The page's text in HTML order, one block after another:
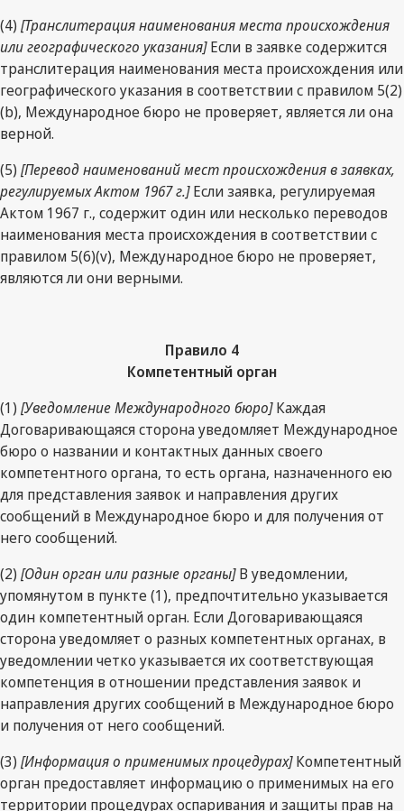
(4) [Транслитерация наименования места происхождения
или географического указания]Если в заявке содержится
транслитерация наименования места происхождения или
географического указания в соответствии с правилом 5(2)
(b), Международное бюро не проверяет, является ли она
верной.
(5) [Перевод наименований мест происхождения в заявках,
регулируемых Актом 1967 г.]Если заявка, регулируемая
Актом 1967 г., содержит один или несколько переводов
наименования места происхождения в соответствии с
правилом 5(6)(v), Международное бюро не проверяет,
являются ли они верными.
Правило 4
Компетентный орган
(1) [Уведомление Международного бюро]Каждая
Договаривающаяся сторона уведомляет Международное
бюро о названии и контактных данных своего
компетентного органа, то есть органа, назначенного ею
для представления заявок и направления других
сообщений в Международное бюро и для получения от
него сообщений.
(2) [Один орган или разные органы]В уведомлении,
упомянутом в пункте (1), предпочтительно указывается
один компетентный орган. Если Договаривающаяся
сторона уведомляет о разных компетентных органах, в
уведомлении четко указывается их соответствующая
компетенция в отношении представления заявок и
направления других сообщений в Международное бюро
и получения от него сообщений.
(3) [Информация о применимых процедурах]Компетентный
орган предоставляет информацию о применимых на его
территории процедурах оспаривания и защиты прав на